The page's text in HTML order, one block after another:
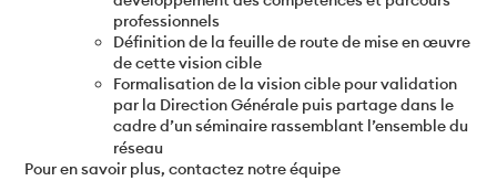
professionnels
Définition de la feuille de route de mise en œuvre
de cette vision cible
Formalisation de la vision cible pour validation
par la Direction Générale puis partage dans le
cadre d’un séminaire rassemblant l’ensemble du
réseau
Pour en savoir plus, contactez notre équipe